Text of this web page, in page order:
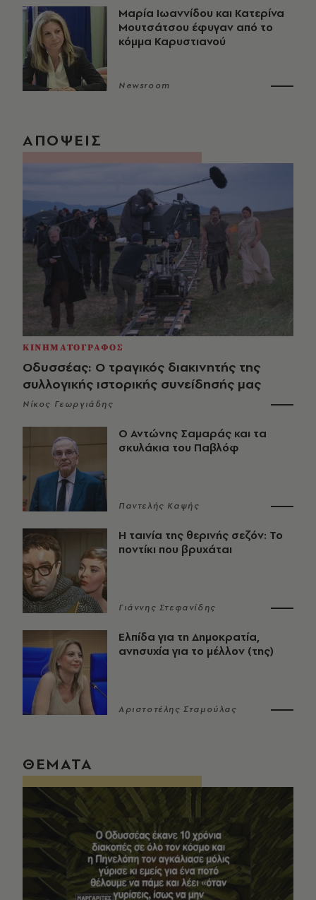
Μαρία Ιωαννίδου και Κατερίνα
Μουτσάτσου έφυγαν από το
κόμμα Καρυστιανού
Newsroom
ΑΠΟΨΕΙΣ
ΚΙΝΗΜΑΤΟΓΡΑΦΟΣ
Οδυσσέας: Ο τραγικός διακινητής της
συλλογικής ιστορικής συνείδησής μας
Νίκος Γεωργιάδης
Ο Αντώνης Σαμαράς και τα
σκυλάκια του Παβλόφ
Παντελής Καψής
Η ταινία της θερινής σεζόν: Το
ποντίκι που βρυχάται
Γιάννης Στεφανίδης
Ελπίδα για τη Δημοκρατία,
ανησυχία για το μέλλον (της)
Αριστοτέλης Σταμούλας
ΘΕΜΑΤΑ